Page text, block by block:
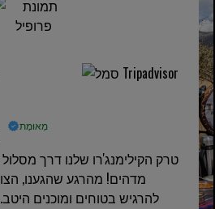
מְאוּמָת
טרק הקילימנג'רו שלנו דרך
מדהים! מהרגע שהגענו,
להרגיש בטוחים ומוכנים